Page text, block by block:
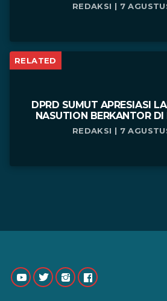
REDAKSI | 7
RELATED
DPRD SUMUT APRESIASI
NASUTION BERKANTOR DI
REDAKSI | 7